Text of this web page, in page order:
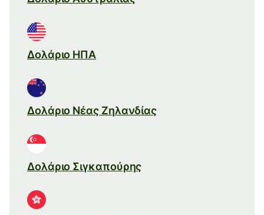
Δολάριο ΗΠΑ
Δολάριο Νέας Ζηλανδίας
Δολάριο Σιγκαπούρης